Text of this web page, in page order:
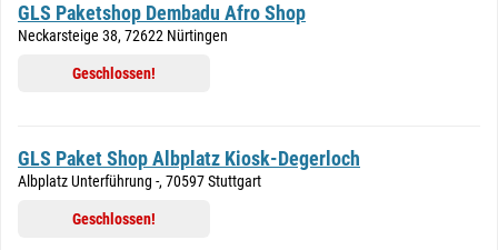
GLS Paketshop Dembadu Afro Shop
Neckarsteige 38, 72622 Nürtingen
Geschlossen!
GLS Paket Shop Albplatz Kiosk-Degerloch
Albplatz Unterführung -, 70597 Stuttgart
Geschlossen!